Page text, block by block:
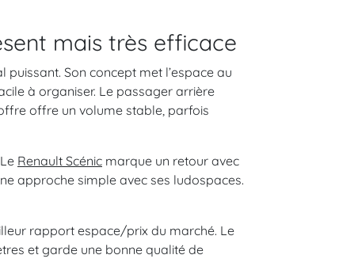
mais très efficace
Son concept met l’espace au
à organiser. Le passager arrière
offre un volume stable, parfois
Renault Scénic marque un retour avec
approche simple avec ses ludospaces.
rapport espace/prix du marché. Le
et garde une bonne qualité de